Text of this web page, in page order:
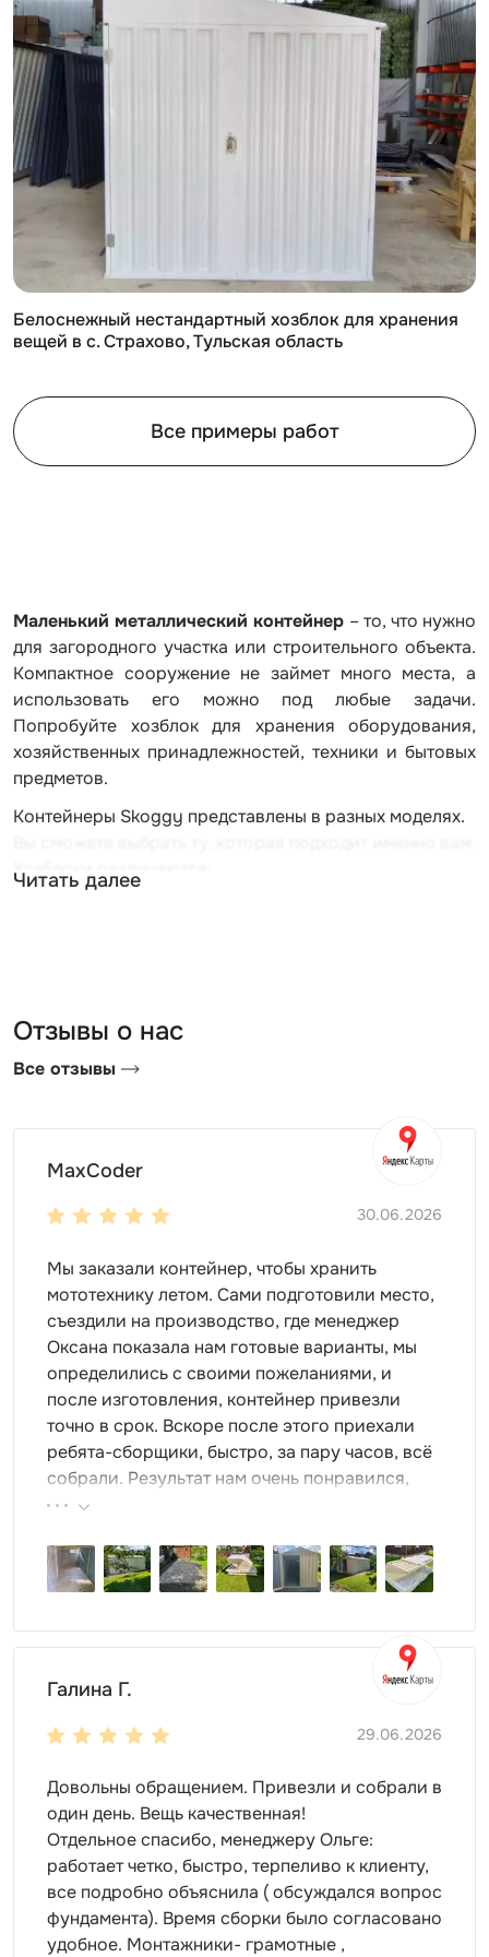
Белоснежный нестандартный хозблок для хранения
вещей в с. Страхово, Тульская область
Все примеры работ
Маленький металлический контейнер – то, что нужно
для загородного участка или строительного объекта.
Компактное сооружение не займет много места, а
использовать его можно под любые задачи.
Попробуйте хозблок для хранения оборудования,
хозяйственных принадлежностей, техники и бытовых
предметов.
Контейнеры Skoggy представлены в разных моделях.
Хозблоки различаются:
SKOGGY?
Выбирая контейнер, учитывайте цель эксплуатации.
на даче
на стройке
на АЗС
на складе и т.д.
Маленький контейнер – это небольшое сооружение,
длина которого составляет 2-3 м. При этом здесь
поместится все необходимое. Наиболее
распространенная среди заказчиков модель –
стандартная конструкция с плоской крышей.
Односкатная или двускатная кровля также будут
Для контейнера можно выбратьусиленную
конструкцию, оснащенную дополнительными
ребрами жесткости. Это идеально для хранения
Чем просторнее контейнер, тем больше места внутри.
имущество:
мебель
игрушки
инвентарь для огорода
строительные материалы
любое оборудование
мототехнику
спортивный инвентарь и т.д.
Читать далее
Отзывы о нас
Все отзывы
MaxCoder
30.06.2026
Мы заказали контейнер, чтобы хранить
мототехнику летом. Сами подготовили место,
съездили на производство, где менеджер
Оксана показала нам готовые варианты, мы
определились с своими пожеланиями, и
после изготовления, контейнер привезли
точно в срок. Вскоре после этого приехали
ребята-сборщики, быстро, за пару часов, всё
собрали. Результат нам очень понравился,
поэтому всем советуем эту фирму.
Галина Г.
29.06.2026
Довольны обращением. Привезли и собрали в
один день. Вещь качественная!
Отдельное спасибо, менеджеру Ольге:
работает четко, быстро, терпеливо к клиенту,
все подробно объяснила ( обсуждался вопрос
фундамента). Время сборки было согласовано
удобное. Монтажники- грамотные ,